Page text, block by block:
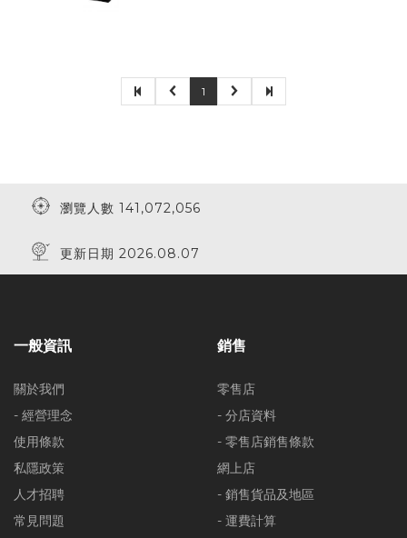
1
瀏覽人數 141,072,056
更新日期 2026.08.07
一般資訊
關於我們
- 經營理念
使用條款
私隱政策
人才招聘
常見問題
銷售
零售店
- 分店資料
- 零售店銷售條款
網上店
- 銷售貨品及地區
- 運費計算